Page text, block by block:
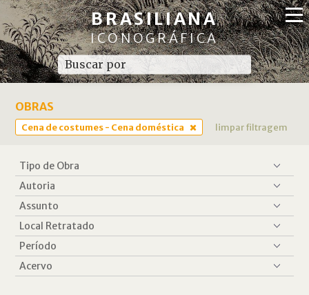
BRASILIANA
ICONOGRÁFICA
OBRAS
Cena de costumes - Cena doméstica limpar filtragem